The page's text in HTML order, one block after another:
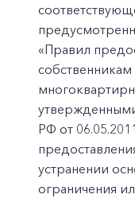
«Правил
РФ от
устранении
ограничения